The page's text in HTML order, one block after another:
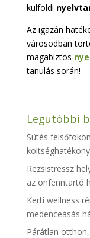
külföldi
Az igazán
városodban
magabiztos
tanulás során!
Legutóbbi
Sütés
Rezsistressz
az önfenntartó
Kerti wellness
medenceásás
Párátlan